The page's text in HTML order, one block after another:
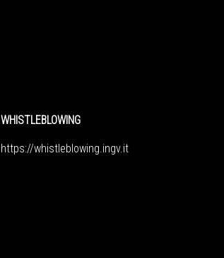
WHISTLEBLOWING
https://whistleblowing.ingv.it